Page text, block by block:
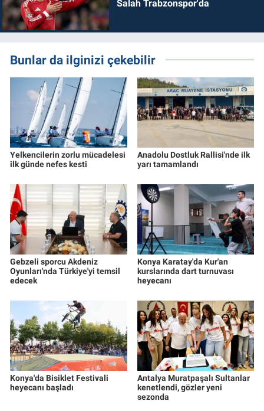
Salah Trabzonspor'da
Bunlar da ilginizi çekebilir
Yelkencilerin zorlu mücadelesi
ilk günde nefes kesti
Anadolu Dostluk Rallisi'nde ilk
yarı tamamlandı
Gebzeli sporcu Akdeniz
Oyunları'nda Türkiye'yi temsil
edecek
Konya Karatay'da Kur'an
kurslarında dart turnuvası
heyecanı
Konya'da Bisiklet Festivali
heyecanı başladı
Antalya Muratpaşalı Sultanlar
kenetlendi, gözler yeni
sezonda